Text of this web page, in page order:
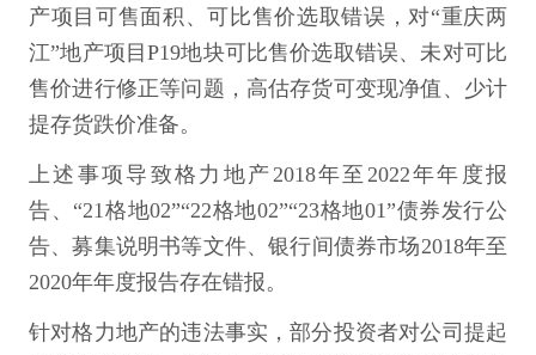
产项目可售面积、可比售价选取错误，对“重庆两
江”地产项目P19地块可比售价选取错误、未对可比
售价进行修正等问题，高估存货可变现净值、少计
提存货跌价准备。
上述事项导致格力地产2018年至2022年年度报
告、“21格地02”“22格地02”“23格地01”债券发行公
告、募集说明书等文件、银行间债券市场2018年至
2020年年度报告存在错报。
针对格力地产的违法事实，部分投资者对公司提起